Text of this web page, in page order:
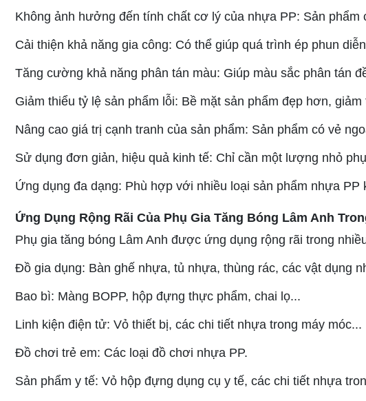
Không ảnh hưởng đến tính chất cơ lý của nhựa PP: Sản
Cải thiện khả năng gia công: Có thể giúp quá trình ép phun
Tăng cường khả năng phân tán màu: Giúp màu sắc phân tán
Giảm thiểu tỷ lệ sản phẩm lỗi: Bề mặt sản phẩm đẹp hơn,
Nâng cao giá trị cạnh tranh của sản phẩm: Sản phẩm có vẻ
Sử dụng đơn giản, hiệu quả kinh tế: Chỉ cần một lượng nhỏ
Ứng dụng đa dạng: Phù hợp với nhiều loại sản phẩm nhựa PP
Ứng Dụng Rộng Rãi Của Phụ Gia Tăng Bóng Lâm Anh
Phụ gia tăng bóng Lâm Anh được ứng dụng rộng rãi trong
Đồ gia dụng: Bàn ghế nhựa, tủ nhựa, thùng rác, các vật dụng
Bao bì: Màng BOPP, hộp đựng thực phẩm, chai lọ...
Linh kiện điện tử: Vỏ thiết bị, các chi tiết nhựa trong máy móc...
Đồ chơi trẻ em: Các loại đồ chơi nhựa PP.
Sản phẩm y tế: Vỏ hộp đựng dụng cụ y tế, các chi tiết nhựa